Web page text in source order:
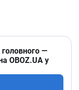
—
OBOZ.UA у